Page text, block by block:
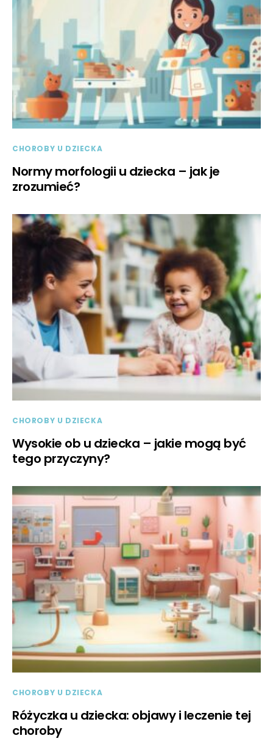
CHOROBY U DZIECKA
Normy morfologii u dziecka – jak je
zrozumieć?
CHOROBY U DZIECKA
Wysokie ob u dziecka – jakie mogą być
tego przyczyny?
CHOROBY U DZIECKA
Różyczka u dziecka: objawy i leczenie tej
choroby